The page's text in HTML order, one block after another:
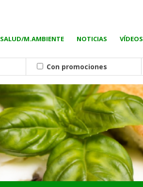
SALUD/M.AMBIENTE NOTICIAS VÍDEOS
Con promociones